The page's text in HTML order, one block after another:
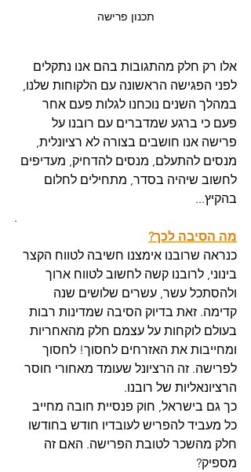
תכנון פרישה
אלו רק חלק מהתגובות בהם אנו נתקלים
לפני הפגישה הראשונה עם הלקוחות שלנו,
במהלך השנים נוכחנו לגלות פעם אחר
פעם כי ברגע שמדברים עם רובנו על
פרישה אנו חושבים בצורה לא רציונלית,
מנסים להתעלם, מנסים להדחיק, מעדיפים
לחשוב שיהיה בסדר, מתחילים לחלום
בהקיץ...
.
מה הסיבה לכך?
כנראה שרובנו אימצנו חשיבה לטווח הקצר
בינוני, לרובנו קשה לחשוב לטווח ארוך
ולהסתכל עשר, עשרים שלושים שנה
קדימה. זאת בדיוק הסיבה שמדינות רבות
בעולם לוקחות על עצמם חלק מהאחריות
ומחייבות את האזרחים לחסוך! לחסוך
לפרישה. זה הרציונל שעומד מאחורי חוסר
הרציונאליות של רובנו.
כך גם בישראל, חוק פנסיית חובה מחייב
כל מעביד להפריש לעובדיו חודש בחודשו
חלק מהשכר לטובת הפרישה. האם זה
מספיק?